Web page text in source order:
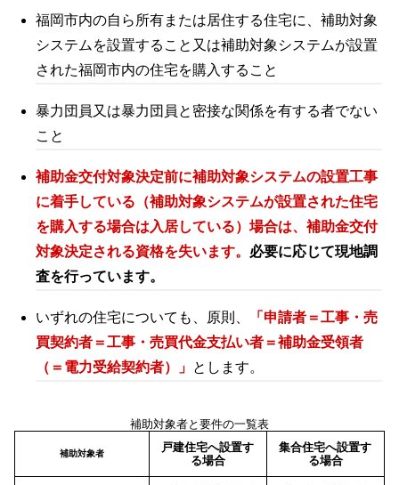
福岡市内の自ら所有または居住する住宅に、補助対象
システムを設置すること又は補助対象システムが設置
された福岡市内の住宅を購入すること
暴力団員又は暴力団員と密接な関係を有する者でない
こと
補助金交付対象決定前に補助対象システムの設置工事
に着手している（補助対象システムが設置された住宅
を購入する場合は入居している）場合は、補助金交付
対象決定される資格を失います。 必要に応じて現地調
査を行っています。
いずれの住宅についても、原則、
「申請者＝工事・売
買契約者＝工事・売買代金支払い者＝補助金受領者
（＝電力受給契約者）」 とします。
補助対象者と要件の一覧表
補助対象者
戸建住宅へ設置す
る場合
集合住宅へ設置す
る場合